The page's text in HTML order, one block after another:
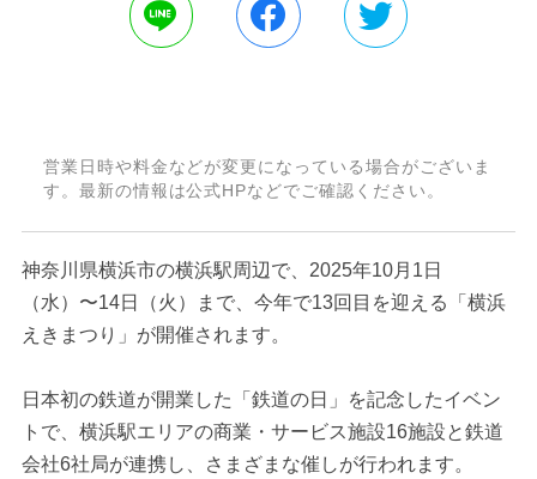
営業日時や料金などが変更になっている場合がございま
す。最新の情報は公式HPなどでご確認ください。
神奈川県横浜市の横浜駅周辺で、2025年10月1日
（水）〜14日（火）まで、今年で13回目を迎える「横浜
えきまつり」が開催されます。
日本初の鉄道が開業した「鉄道の日」を記念したイベン
トで、横浜駅エリアの商業・サービス施設16施設と鉄道
会社6社局が連携し、さまざまな催しが行われます。